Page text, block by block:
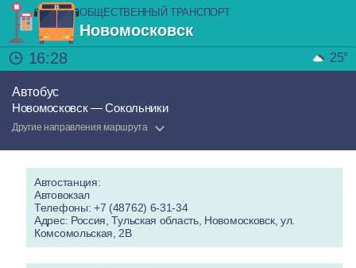
ОБЩЕСТВЕННЫЙ ТРАНСПОРТ
Новомосковск
16:28
25°
Автобус
Новомосковск — Сокольники
Другие направления маршрута
Автостанция:
Автовокзал
Телефоны: +7 (48762) 6-31-34
Адрес: Россия, Тульская область, Новомосковск, ул.
Комсомольская, 2В